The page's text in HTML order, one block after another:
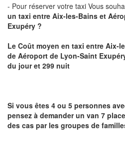
- Pour réserver votre taxi Vous
un taxi entre Aix-les-Bains et
Exupéry ?
Le Coût moyen en taxi entre Aix-
de Aéroport de Lyon-Saint
du jour et 299 nuit
Si vous êtes 4 ou 5 personnes
pensez à demander un van 7
des cas par les groupes de